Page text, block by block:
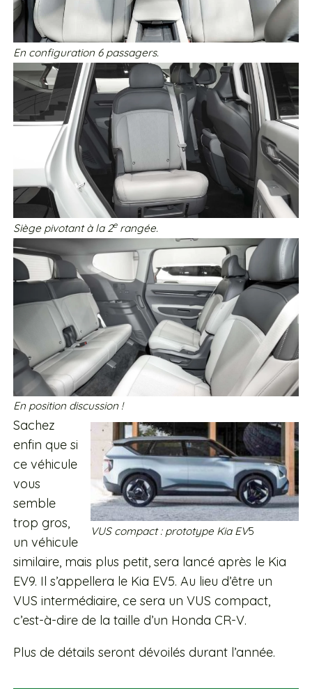
En configuration 6 passagers.
Siège pivotant à la 2erangée.
En position discussion !
VUS compact : prototype Kia EV5
Sachez
enfin que si
ce véhicule
vous
semble
trop gros,
un véhicule
similaire, mais plus petit, sera lancé après le Kia
EV9. Il s’appellera le Kia EV5. Au lieu d’être un
VUS intermédiaire, ce sera un VUS compact,
c’est-à-dire de la taille d’un Honda CR-V.
Plus de détails seront dévoilés durant l’année.